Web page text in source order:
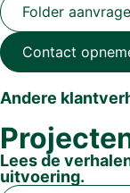
Folder
Contact
Andere
Lees de
uitvoering.